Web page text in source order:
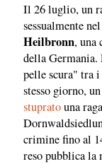
Il 26 luglio, un
sessualmente
Heilbronn, una
della Germania.
pelle scura" tra
stesso giorno,
stupratouna
crimine fino al
reso pubblica la